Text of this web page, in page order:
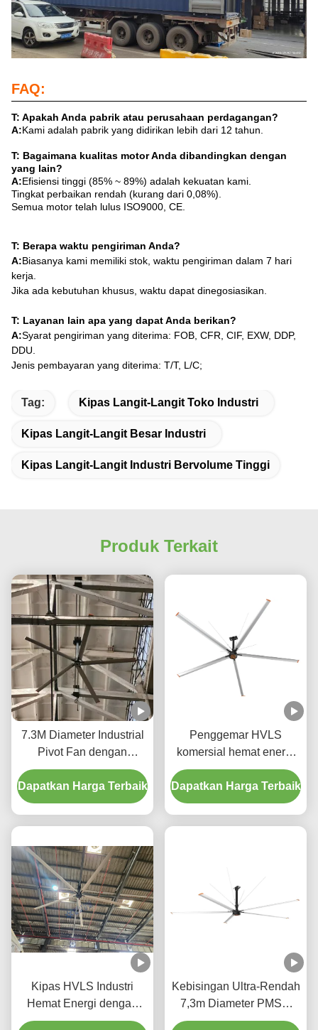
FAQ:
T: Apakah Anda pabrik atau perusahaan perdagangan?
A:Kami adalah pabrik yang didirikan lebih dari 12 tahun.
T: Bagaimana kualitas motor Anda dibandingkan dengan
yang lain?
A:Efisiensi tinggi (85% ~ 89%) adalah kekuatan kami.
Tingkat perbaikan rendah (kurang dari 0,08%).
Semua motor telah lulus ISO9000, CE.
T: Berapa waktu pengiriman Anda?
A:Biasanya kami memiliki stok, waktu pengiriman dalam 7 hari
kerja.
Jika ada kebutuhan khusus, waktu dapat dinegosiasikan.
T: Layanan lain apa yang dapat Anda berikan?
A:Syarat pengiriman yang diterima: FOB, CFR, CIF, EXW, DDP,
DDU.
Jenis pembayaran yang diterima: T/T, L/C;
Tag: Kipas Langit-Langit Toko Industri
Kipas Langit-Langit Besar Industri
Kipas Langit-Langit Industri Bervolume Tinggi
Produk Terkait
7.3M Diameter Industrial
Pivot Fan dengan
Operasi Diam untuk
bengkel otomotif
Dapatkan Harga Terbaik
Penggemar HVLS
komersial hemat energi
untuk pengendalian suhu
gudang sepanjang tahun
& penghematan biaya
Dapatkan Harga Terbaik
Kipas HVLS Industri
Hemat Energi dengan
Motor PMSM Penggerak
Kebisingan Ultra-Rendah
7,3m Diameter PMSM
teknologi HVLS Lampu